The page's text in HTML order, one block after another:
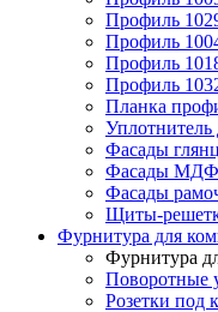
Профиль
Профиль
Профиль
Профиль
Планка
Фасады
Фасады МДФ
Фасады
Щиты-
Фурнитура для
Фурнитура
Поворотные
Розетки под